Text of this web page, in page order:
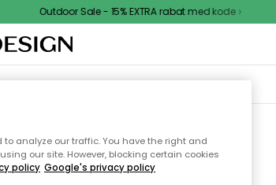
Outdoor Sale - 15% EXTRA rabat med kode
HAVEMØBLER
analyze our traffic. You have the right and
our site. However, blocking certain cookies
policy Google's privacy policy